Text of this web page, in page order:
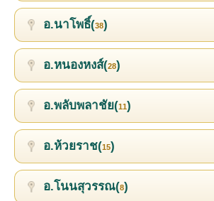
อ.นาโพธิ์(38)
อ.หนองหงส์(28)
อ.พลับพลาชัย(11)
อ.ห้วยราช(15)
อ.โนนสุวรรณ(8)